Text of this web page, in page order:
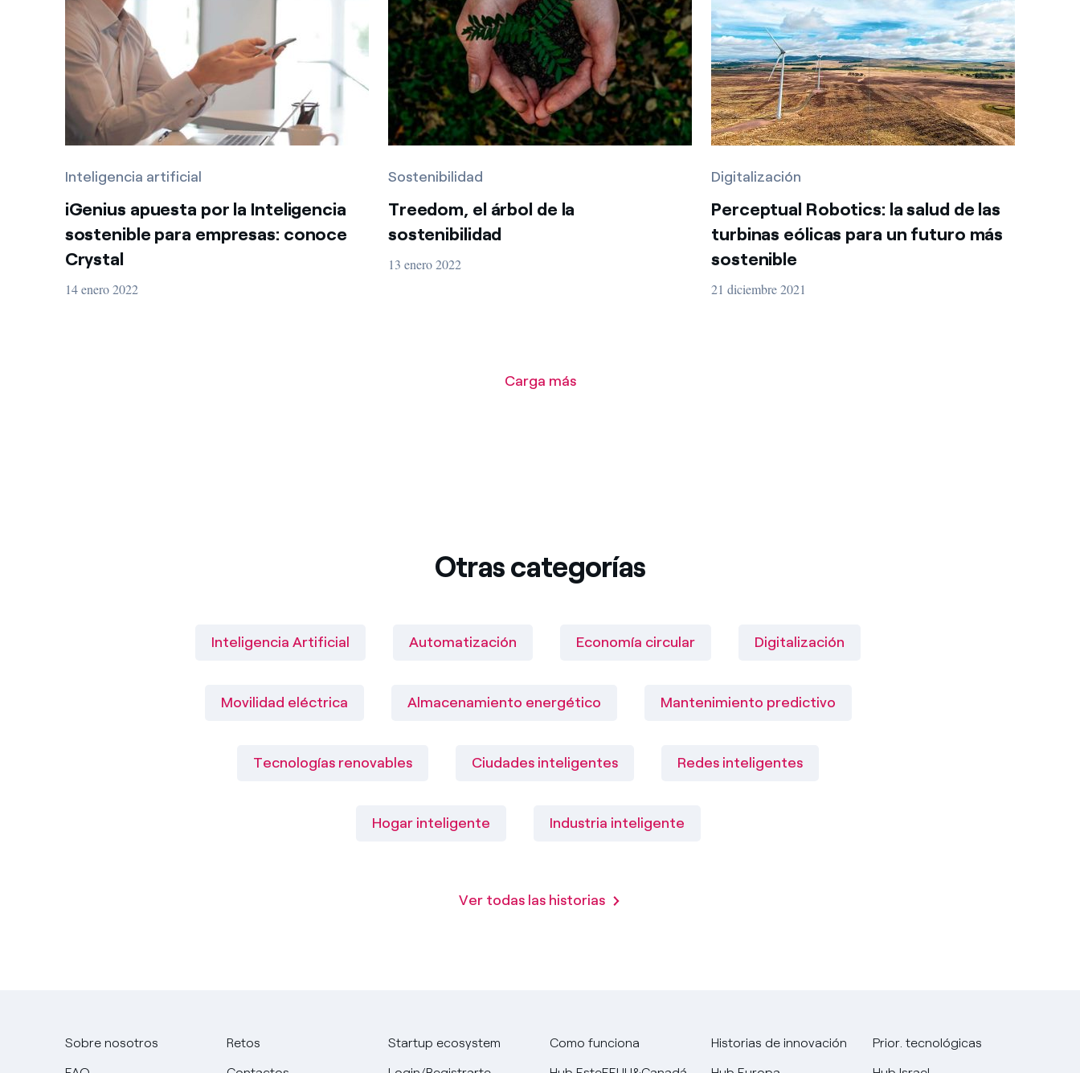
Inteligencia artificial
iGenius apuesta por la Inteligencia
sostenible para empresas: conoce
Crystal
14 enero 2022
Sostenibilidad
Treedom, el árbol de la
sostenibilidad
13 enero 2022
Digitalización
Perceptual Robotics: la salud de las
turbinas eólicas para un futuro más
sostenible
21 diciembre 2021
Carga más
Otras categorías
Inteligencia Artificial Automatización Economía circular Digitalización
Movilidad eléctrica Almacenamiento energético Mantenimiento predictivo
Tecnologías renovables Ciudades inteligentes Redes inteligentes
Hogar inteligente Industria inteligente
Ver todas las historias
Sobre nosotros Retos Startup ecosystem Como funciona Historias de innovación
Prior. tecnológicas